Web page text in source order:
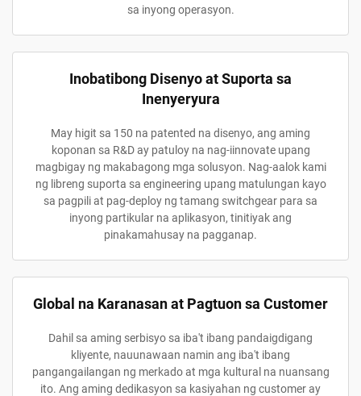
sa inyong operasyon.
Inobatibong Disenyo at Suporta sa
Inenyeryura
May higit sa 150 na patented na disenyo, ang aming
koponan sa R&D ay patuloy na nag-iinnovate upang
magbigay ng makabagong mga solusyon. Nag-aalok kami
ng libreng suporta sa engineering upang matulungan kayo
sa pagpili at pag-deploy ng tamang switchgear para sa
inyong partikular na aplikasyon, tinitiyak ang
pinakamahusay na pagganap.
Global na Karanasan at Pagtuon sa Customer
Dahil sa aming serbisyo sa iba't ibang pandaigdigang
kliyente, nauunawaan namin ang iba't ibang
pangangailangan ng merkado at mga kultural na nuansang
ito. Ang aming dedikasyon sa kasiyahan ng customer ay